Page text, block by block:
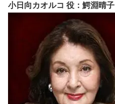
小日向カオルコ 役：鰐淵晴子